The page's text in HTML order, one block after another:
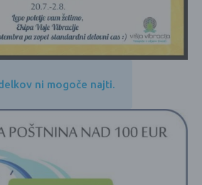
ni mogoče najti.